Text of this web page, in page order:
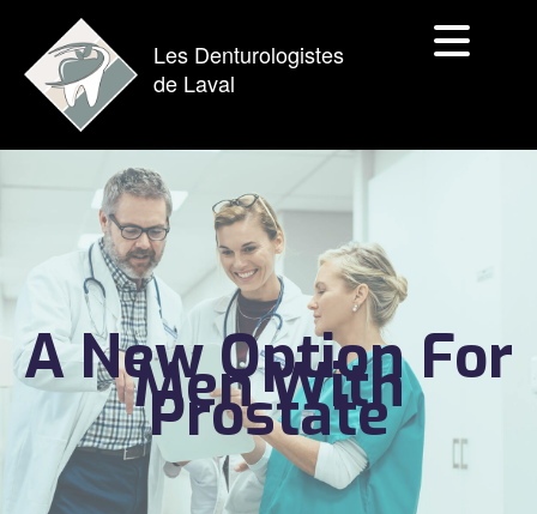
Les Denturologistes
de Laval
A New Option For
Men With
Prostate